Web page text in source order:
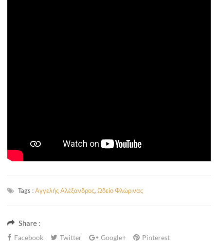
Tags :Αγγελής Αλέξανδρος, Ωδείο Φλώρινας
Share :
Facebook Twitter Google+
Pinterest